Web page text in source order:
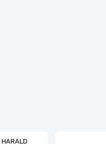
HARALD